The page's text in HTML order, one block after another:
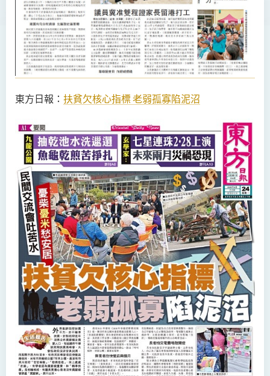
東方日報： 扶貧欠核心指標老弱孤寡陷泥沼